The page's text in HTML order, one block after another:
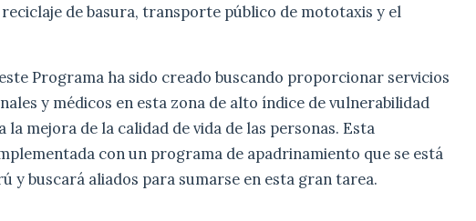
de basura, transporte público de mototaxis y el
Programa ha sido creado buscando proporcionar servicios
y médicos en esta zona de alto índice de vulnerabilidad
mejora de la calidad de vida de las personas. Esta
con un programa de apadrinamiento que se está
y buscará aliados para sumarse en esta gran tarea.